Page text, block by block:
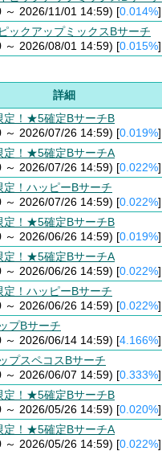
～ 2026/11/01 14:59) [0.014%]
ックアップミックスBサーチ
～ 2026/08/01 14:59) [0.015%]
詳細
定！★5確定BサーチB
～ 2026/07/26 14:59) [0.019%]
定！★5確定BサーチA
～ 2026/07/26 14:59) [0.022%]
！ハッピーBサーチ
～ 2026/07/26 14:59) [0.022%]
定！★5確定BサーチB
～ 2026/06/26 14:59) [0.019%]
定！★5確定BサーチA
～ 2026/06/26 14:59) [0.022%]
！ハッピーBサーチ
～ 2026/06/26 14:59) [0.022%]
プBサーチ
～ 2026/06/14 14:59) [4.166%]
プスペコスBサーチ
～ 2026/06/07 14:59) [0.333%]
定！★5確定BサーチB
～ 2026/05/26 14:59) [0.020%]
定！★5確定BサーチA
～ 2026/05/26 14:59) [0.022%]